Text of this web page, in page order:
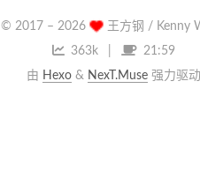
© 2017 – 2026
王方钢 / Kenny
363k
21:59
由 Hexo& NexT.Muse强力驱动